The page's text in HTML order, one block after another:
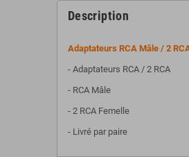
Description
Adaptateurs RCA Mâle / 2
- Adaptateurs RCA / 2 RCA
- RCA Mâle
- 2 RCA Femelle
- Livré par paire